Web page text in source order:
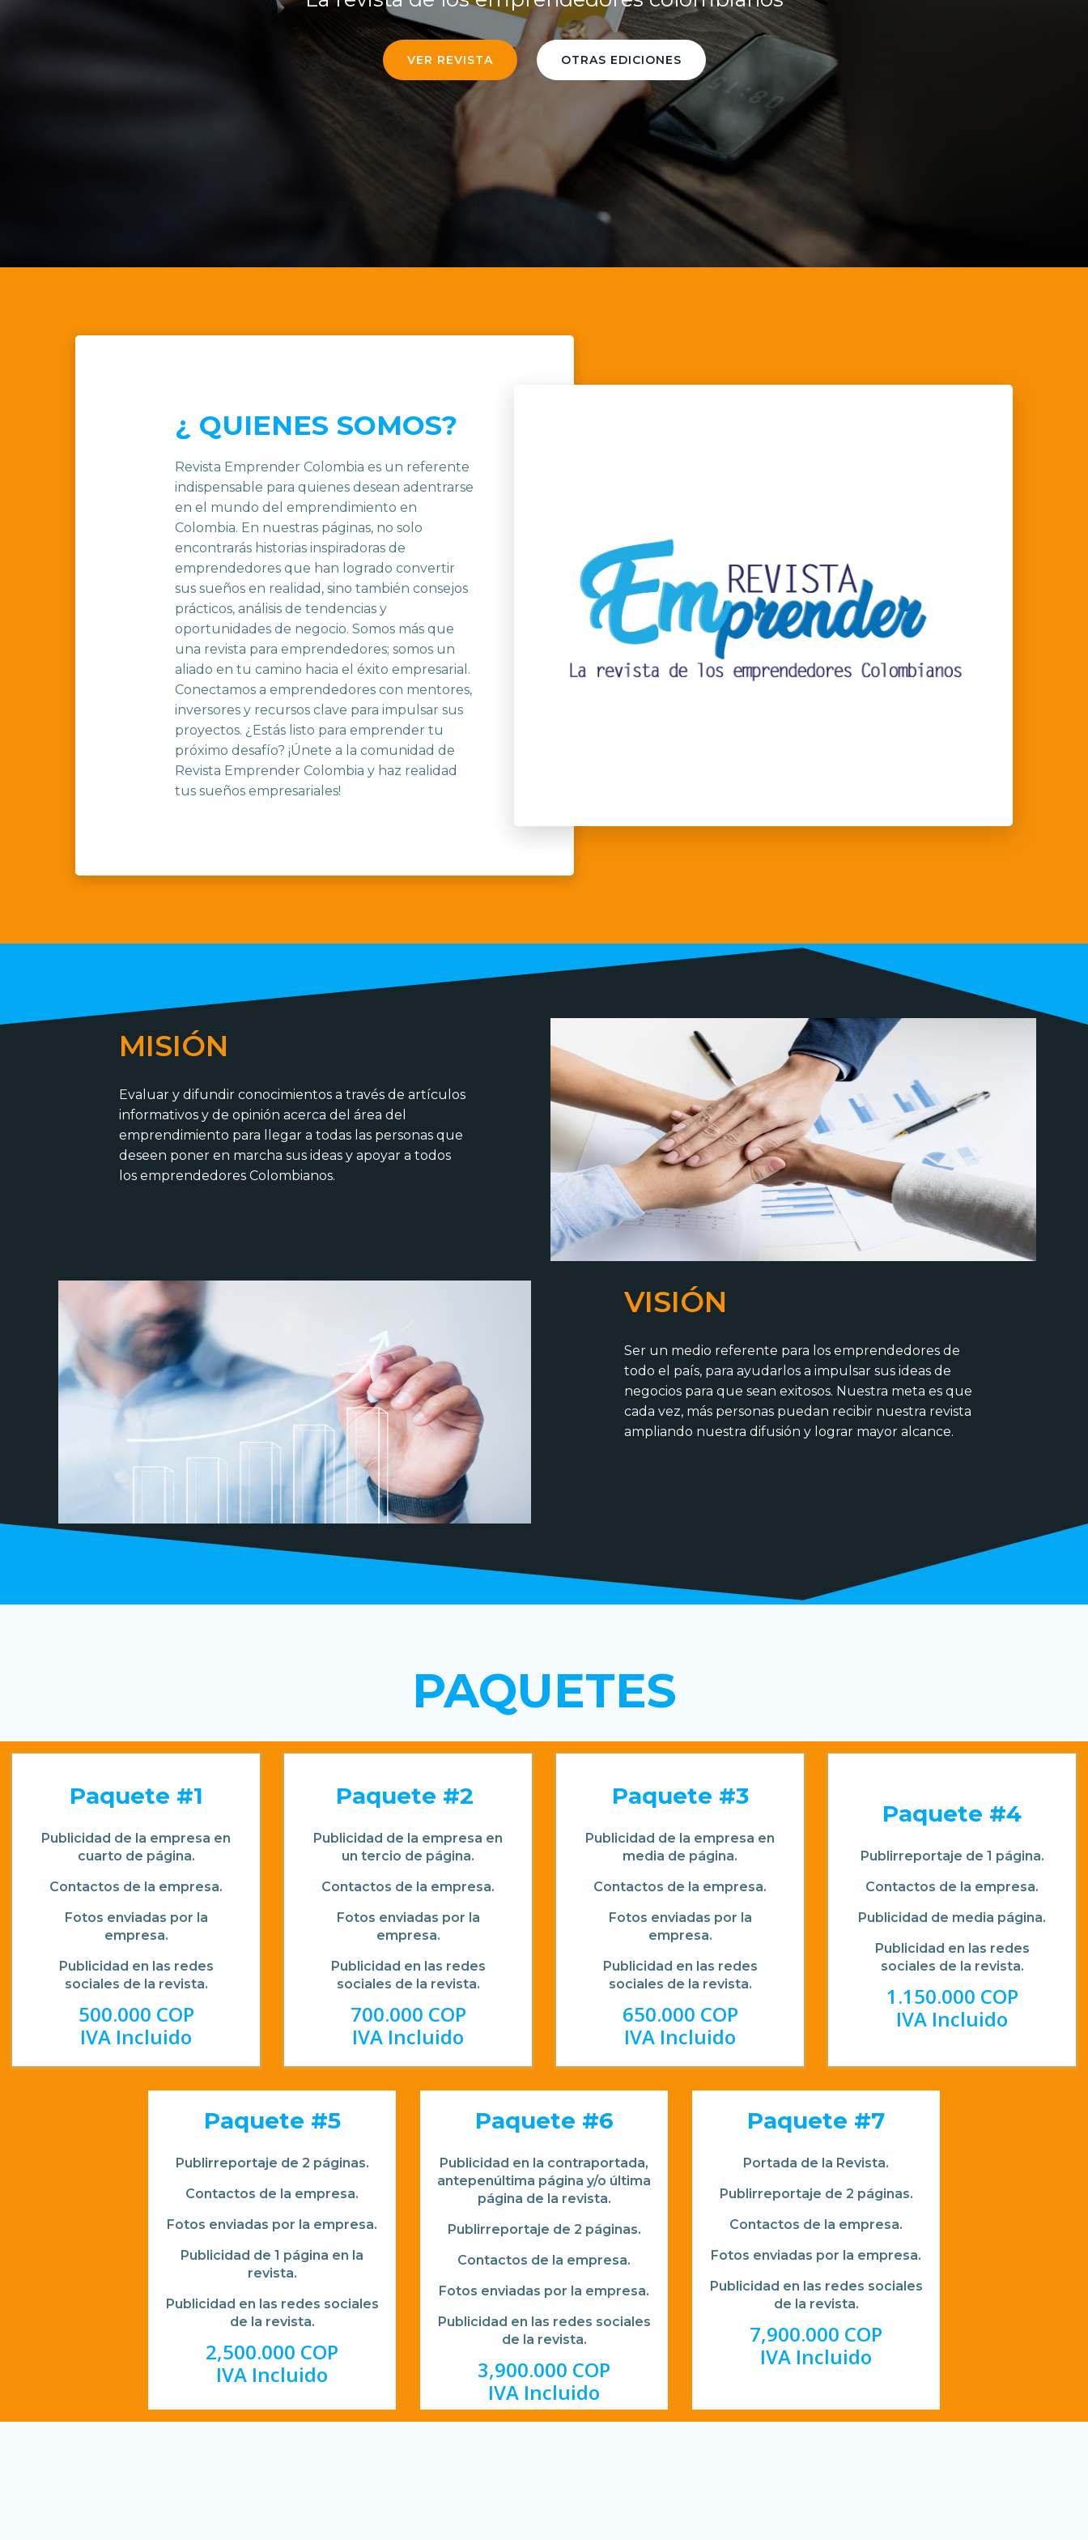
VER REVISTA OTRAS EDICIONES
¿ QUIENES SOMOS?
Revista Emprender Colombia es un referente
indispensable para quienes desean adentrarse
en el mundo del emprendimiento en
Colombia. En nuestras páginas, no solo
encontrarás historias inspiradoras de
emprendedores que han logrado convertir
sus sueños en realidad, sino también consejos
prácticos, análisis de tendencias y
oportunidades de negocio. Somos más que
una revista para emprendedores; somos un
aliado en tu camino hacia el éxito empresarial.
Conectamos a emprendedores con mentores,
inversores y recursos clave para impulsar sus
proyectos. ¿Estás listo para emprender tu
próximo desafío? ¡Únete a la comunidad de
Revista Emprender Colombia y haz realidad
tus sueños empresariales!
MISIÓN
Evaluar y difundir conocimientos a través de artículos
informativos y de opinión acerca del área del
emprendimiento para llegar a todas las personas que
deseen poner en marcha sus ideas y apoyar a todos
los emprendedores Colombianos.
VISIÓN
Ser un medio referente para los emprendedores de
todo el país, para ayudarlos a impulsar sus ideas de
negocios para que sean exitosos. Nuestra meta es que
cada vez, más personas puedan recibir nuestra revista
ampliando nuestra difusión y lograr mayor alcance.
PAQUETES
Paquete #1
Publicidad de la empresa en
cuarto de página.
Contactos de la empresa.
Fotos enviadas por la
empresa.
Publicidad en las redes
sociales de la revista.
500.000 COP
IVA Incluido
Paquete #2
Publicidad de la empresa en
un tercio de página.
Contactos de la empresa.
Fotos enviadas por la
empresa.
Publicidad en las redes
sociales de la revista.
700.000 COP
IVA Incluido
Paquete #3
Publicidad de la empresa en
media de página.
Contactos de la empresa.
Fotos enviadas por la
empresa.
Publicidad en las redes
sociales de la revista.
650.000 COP
IVA Incluido
Paquete #4
Publirreportaje de 1 página.
Contactos de la empresa.
Publicidad de media página.
Publicidad en las redes
sociales de la revista.
1.150.000 COP
IVA Incluido
Paquete #5
Publirreportaje de 2 páginas.
Contactos de la empresa.
Fotos enviadas por la empresa.
Publicidad de 1 página en la
revista.
Publicidad en las redes sociales
de la revista.
2,500.000 COP
IVA Incluido
Paquete #6
Publicidad en la contraportada,
antepenúltima página y/o última
página de la revista.
Publirreportaje de 2 páginas.
Contactos de la empresa.
Fotos enviadas por la empresa.
Publicidad en las redes sociales
de la revista.
3,900.000 COP
IVA Incluido
Paquete #7
Portada de la Revista.
Publirreportaje de 2 páginas.
Contactos de la empresa.
Fotos enviadas por la empresa.
Publicidad en las redes sociales
de la revista.
7,900.000 COP
IVA Incluido